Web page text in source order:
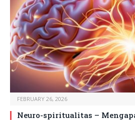
FEBRUARY 26, 2026
Neuro-spiritualitas –